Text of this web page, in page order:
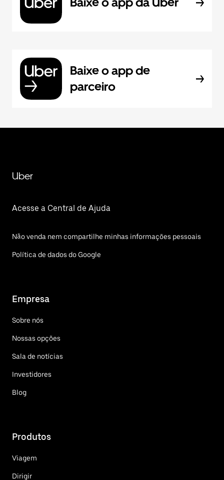
Baixe o app de
parceiro
Uber
Acesse a Central de Ajuda
Não venda nem compartilhe minhas informações pessoais
Política de dados do Google
Empresa
Sobre nós
Nossas opções
Sala de notícias
Investidores
Blog
Produtos
Viagem
Dirigir